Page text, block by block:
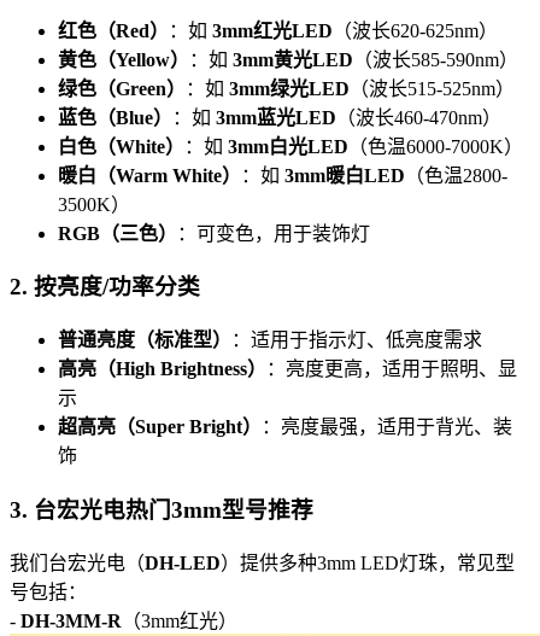
红色（Red） ：如 3mm红光LED （波长620-625nm）
黄色（Yellow）
：如 3mm黄光LED （波长585-590nm）
绿色（Green）
：如 3mm绿光LED （波长515-525nm）
蓝色（Blue）
：如 3mm蓝光LED （波长460-470nm）
白色（White）
：如 3mm白光LED （色温6000-7000K）
暖白（Warm White）
：如 3mm暖白LED （色温2800-
3500K）
RGB（三色）
：可变色，用于装饰灯
2. 按亮度/功率分类
普通亮度（标准型）
：适用于指示灯、低亮度需求
高亮（High Brightness）
：亮度更高，适用于照明、显
示
超高亮（Super Bright）
：亮度最强，适用于背光、装
饰
3. 台宏光电热门3mm型号推荐
我们台宏光电（DH-LED）提供多种3mm LED灯珠，常见型
号包括：
- DH-3MM-R （3mm红光）